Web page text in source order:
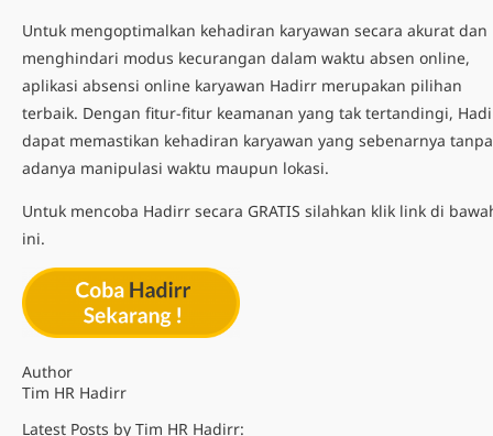
Untuk mengoptimalkan kehadiran karyawan secara akurat dan
menghindari modus kecurangan dalam waktu absen online,
aplikasi absensi online karyawan Hadirr merupakan pilihan
terbaik. Dengan fitur-fitur keamanan yang tak tertandingi,
dapat memastikan kehadiran karyawan yang sebenarnya tanpa
adanya manipulasi waktu maupun lokasi.
Untuk mencoba Hadirr secara GRATIS silahkan klik link di
ini.
Author
Tim HR Hadirr
Latest Posts by Tim HR Hadirr: